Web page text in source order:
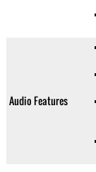
Audio Features